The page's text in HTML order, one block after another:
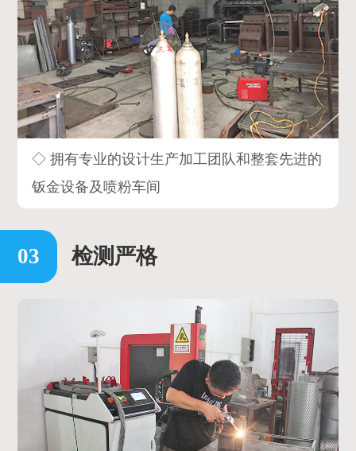
◇ 拥有专业的设计生产加工团队和整套先进的
钣金设备及喷粉车间
检测严格